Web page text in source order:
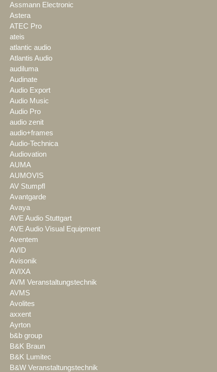
Assmann Electronic
Astera
ATEC Pro
ateis
atlantic audio
Atlantis Audio
audiluma
Audinate
Audio Export
Audio Music
Audio Pro
audio zenit
audio+frames
Audio-Technica
Audiovation
AUMA
AUMOVIS
AV Stumpfl
Avantgarde
Avaya
AVE Audio Stuttgart
AVE Audio Visual Equipment
Aventem
AVID
Avisonik
AVIXA
AVM Veranstaltungstechnik
AVMS
Avolites
axxent
Ayrton
b&b group
B&K Braun
B&K Lumitec
B&W Veranstaltungstechnik